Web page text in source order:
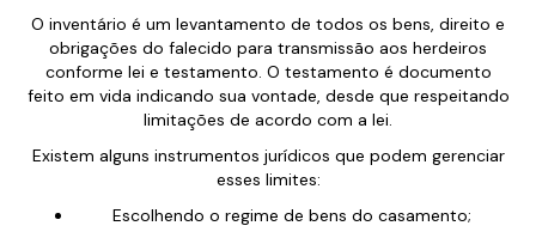
O inventário é um levantamento de todos os bens, direito e
obrigações do falecido para transmissão aos herdeiros
conforme lei e testamento. O testamento é documento
feito em vida indicando sua vontade, desde que respeitando
limitações de acordo com a lei.
Existem alguns instrumentos jurídicos que podem gerenciar
esses limites:
Escolhendo o regime de bens do casamento;